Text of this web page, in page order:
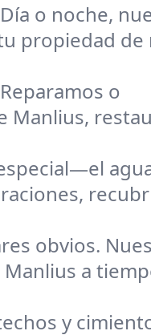
o noche,
propiedad de
o
Manlius,
obvios.
Manlius a
y